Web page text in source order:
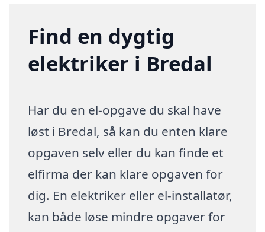
Find en dygtig
elektriker i Bredal
Har du en el-opgave du skal have
løst i Bredal, så kan du enten klare
opgaven selv eller du kan finde et
elfirma der kan klare opgaven for
dig. En elektriker eller el-installatør,
kan både løse mindre opgaver for